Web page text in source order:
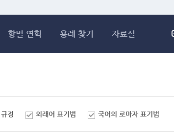
항별 연혁 용례 찾기 자료실
정 외래어 표기법 국어의 로마자 표기법